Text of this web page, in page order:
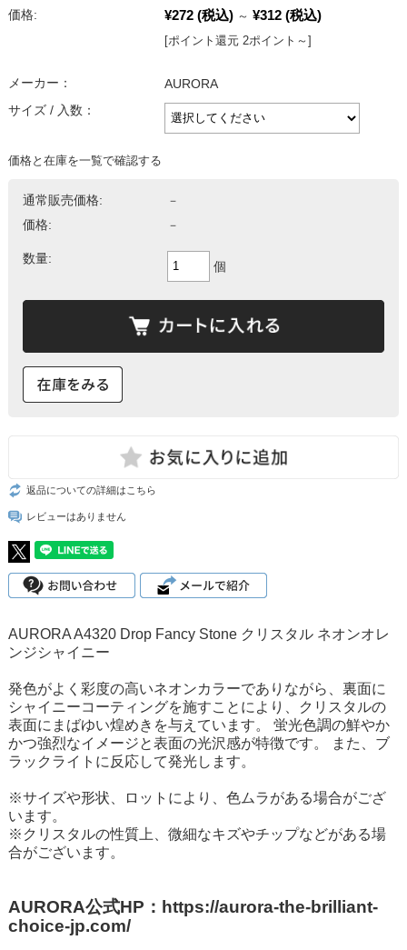
価格:
¥272 (税込) ～ ¥312 (税込)
[ポイント還元 2ポイント～]
メーカー：
AURORA
サイズ / 入数：
価格と在庫を一覧で確認する
通常販売価格:
－
価格:
－
数量:
個
返品についての詳細はこちら
レビューはありません
AURORA A4320 Drop Fancy Stone クリスタル ネオンオレ
ンジシャイニー
発色がよく彩度の高いネオンカラーでありながら、裏面に
シャイニーコーティングを施すことにより、クリスタルの
表面にまばゆい煌めきを与えています。 蛍光色調の鮮やか
かつ強烈なイメージと表面の光沢感が特徴です。 また、ブ
ラックライトに反応して発光します。
※サイズや形状、ロットにより、色ムラがある場合がござ
います。
※クリスタルの性質上、微細なキズやチップなどがある場
合がございます。
AURORA公式HP：https://aurora-the-brilliant-
choice-jp.com/